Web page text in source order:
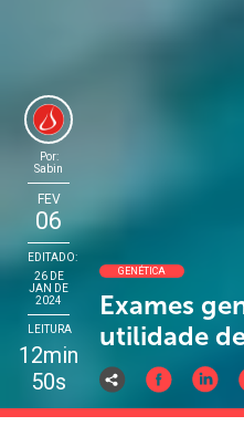
GENÉTICA
Exames
utilidade
Por:
Sabin
FEV
06
EDITADO:
26 DE
JAN DE
2024
LEITURA
12min
50s